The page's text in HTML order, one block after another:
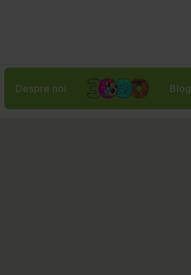
Despre noi Blog